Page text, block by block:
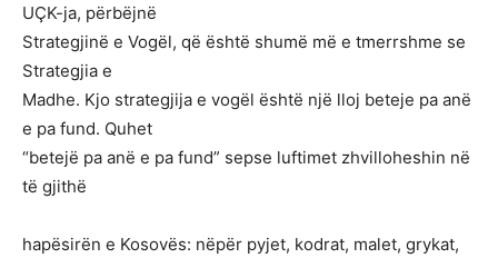
UÇK-ja, përbëjnë
Strategjinë e Vogël, që është shumë më e tmerrshme se
Strategjia e
Madhe. Kjo strategjija e vogël është një lloj beteje pa anë
e pa fund. Quhet
“betejë pa anë e pa fund” sepse luftimet zhvilloheshin në
të gjithë
hapësirën e Kosovës: nëpër pyjet, kodrat, malet, grykat,